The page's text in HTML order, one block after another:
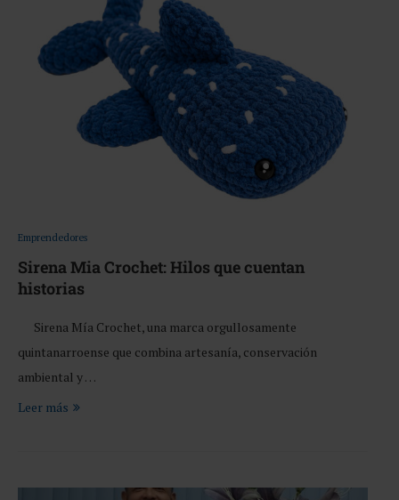
Emprendedores
Sirena Mia Crochet: Hilos que cuentan
historias
Sirena Mía Crochet, una marca orgullosamente
quintanarroense que combina artesanía, conservación
ambiental y …
Leer más